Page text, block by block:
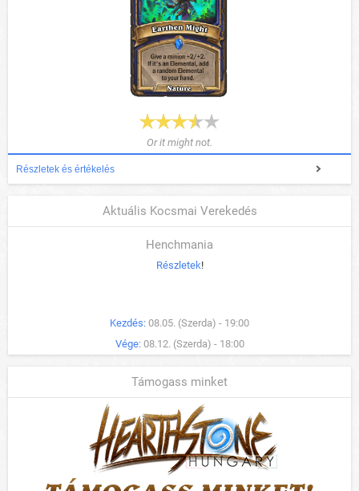
Or it might not.
Részletek és értékelés
Aktuális Kocsmai Verekedés
Henchmania
Részletek!
Kezdés: 08.05. (Szerda) - 19:00
Vége: 08.12. (Szerda) - 18:00
Támogass minket